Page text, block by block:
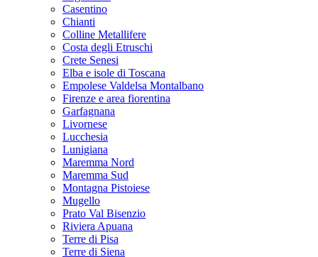
Casentino
Chianti
Colline Metallifere
Costa degli Etruschi
Crete Senesi
Elba e isole di Toscana
Empolese Valdelsa Montalbano
Firenze e area fiorentina
Garfagnana
Livornese
Lucchesia
Lunigiana
Maremma Nord
Maremma Sud
Montagna Pistoiese
Mugello
Prato Val Bisenzio
Riviera Apuana
Terre di Pisa
Terre di Siena